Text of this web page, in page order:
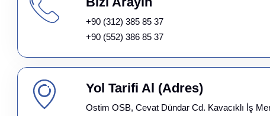
+90 (312) 385 85 37
+90 (552) 386 85 37
Yol Tarifi Al (Adres)
Ostim OSB, Cevat Dündar Cd. Kavacıklı İş